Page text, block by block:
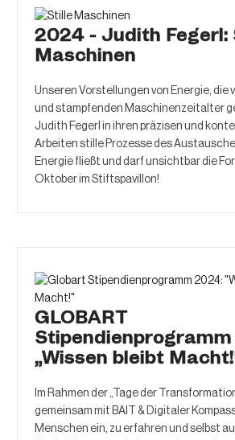
2024 - Judith Fegerl:
Maschinen
Unseren Vorstellungen von Energie, die
und stampfenden Maschinenzeitalter
Judith Fegerl in ihren präzisen und
Arbeiten stille Prozesse des
Energie fließt und darf unsichtbar die
Oktober im Stiftspavillon!
GLOBART
„Wissen bleibt
Im Rahmen der „Tage der
gemeinsam mit BAIT & Digitaler
Menschen ein, zu erfahren und selbst